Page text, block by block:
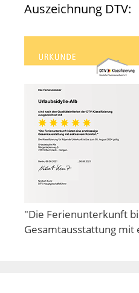
Auszeichnung DTV:
"Die Ferienunterkunft
Gesamtausstattung